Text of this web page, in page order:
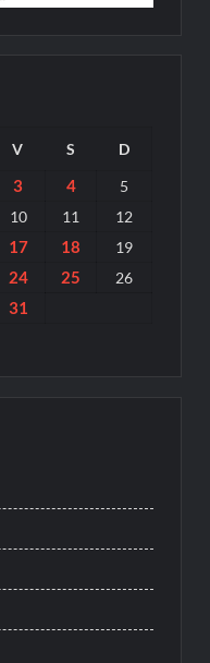
V S
D
3 4 5
10 11 12
17 18 19
24 25 26
31